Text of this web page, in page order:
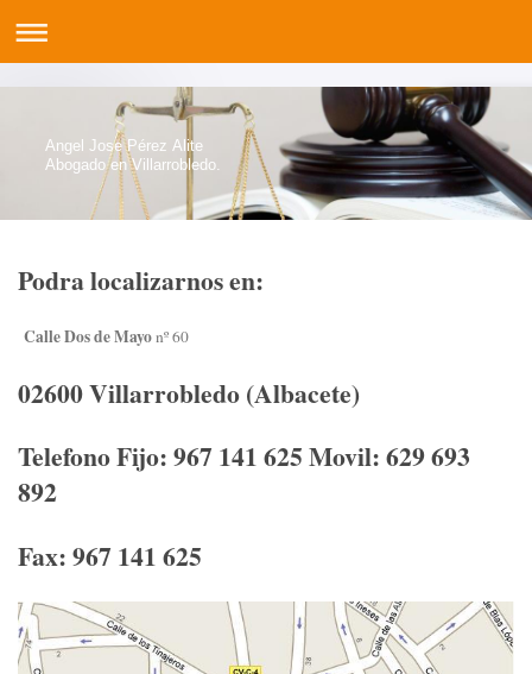
Angel Jose Pérez Alite
Abogado en Villarrobledo.
Podra localizarnos en:
Calle Dos de Mayonº 60
02600 Villarrobledo (Albacete)
Telefono Fijo: 967 141 625 Movil: 629 693
892
Fax: 967 141 625